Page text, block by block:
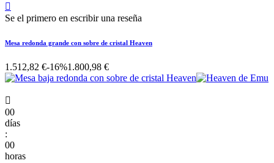

Se el primero en escribir una reseña
Mesa redonda grande con sobre de cristal Heaven
1.512,82 €-16%1.800,98 €

00
días
:
00
horas